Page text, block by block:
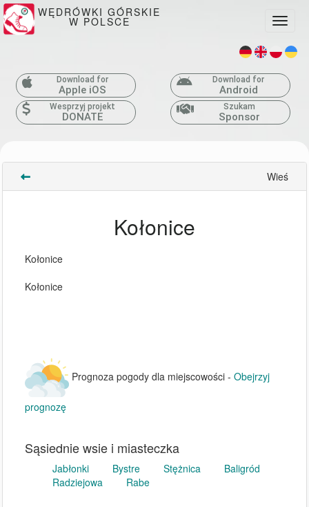
WĘDRÓWKI GÓRSKIE
W POLSCE
Download for
Apple iOS
Download for
Android
Wesprzyj projekt
DONATE
Szukam
Sponsor
Wieś
Kołonice
Kołonice
Kołonice
Prognoza pogody dla miejscowości - Obejrzyj
prognozę
Sąsiednie wsie i miasteczka
Jabłonki Bystre Stężnica
Baligród
Radziejowa
Rabe